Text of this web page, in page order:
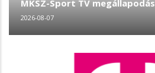
MKSZ-Sport TV megállapodás
2026-08-07